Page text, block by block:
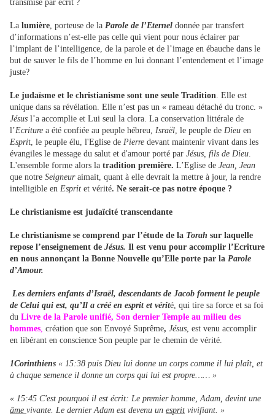
transmise par écrit ?
La lumière, porteuse de la Parole de l’Eternel donnée par transfert
d’informations n’est-elle pas celle qui vient pour nous éclairer par
l’implant de l’intelligence, de la parole et de l’image en ébauche dans le
but de sauver le fils de l’homme en lui donnant l’entendement et l’image
juste?
Le judaïsme et le christianisme sont une seule Tradition. Elle est
unique dans sa révélation. Elle n’est pas un « rameau détaché du tronc. »
Jésus l’a accomplie et Lui seul la clora. La conservation littérale de
l’Ecriture a été confiée au peuple hébreu, Israël, le peuple de Dieu en
Esprit, le peuple élu, l'Eglise de Pierre devant maintenir vivant dans les
évangiles le message du salut et d'amour porté par Jésus, fils de Dieu.
L'ensemble forme alors la tradition première. L’Eglise de Jean, Jean
que notre Seigneuraimait, quant à elle devrait la mettre à jour, la rendre
intelligible en Esprit et vérité. Ne serait-ce pas notre époque ?
Le christianisme est judaïcité transcendante
Le christianisme se comprend par l’étude de la Torah sur laquelle
repose l’enseignement de Jésus. Il est venu pour accomplir l’Ecriture
en nous annonçant la Bonne Nouvelle qu’Elle porte par la Parole
d’Amour.
Les derniers enfants d’Israël, descendants de Jacob forment le peuple
de Celui qui est, qu’Il a créé en esprit et vérité, qui tire sa force et sa foi
du Livre de la Parole unifié, Son dernier Temple au milieu des
hommes, création que son Envoyé Suprême, Jésus, est venu accomplir
en libérant en conscience Son peuple par le chemin de vérité.
1Corinthiens « 15:38 puis Dieu lui donne un corps comme il lui plaît, et
à chaque semence il donne un corps qui lui est propre…… »
« 15:45 C'est pourquoi il est écrit: Le premier homme, Adam, devint une
âme vivante. Le dernier Adam est devenu un esprit vivifiant. »